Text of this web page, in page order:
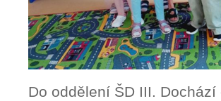
Do oddělení ŠD III.